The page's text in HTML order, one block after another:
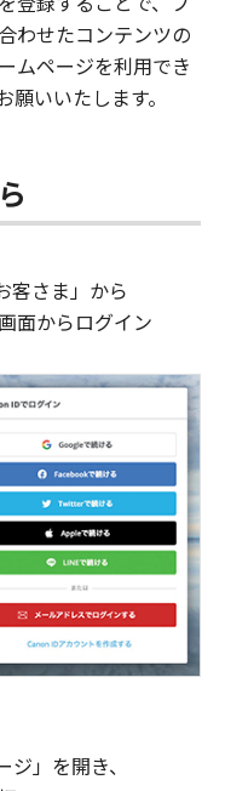
わせたコンテンツの
ムページを利用でき
いいたします。
客さま」から
面からログイン
」を開き、